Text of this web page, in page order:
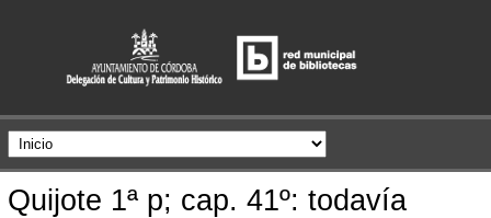
Quijote 1ª p; cap. 41º: todavía